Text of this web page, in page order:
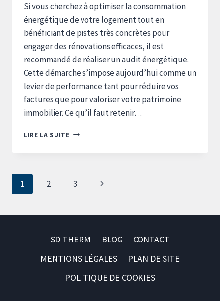
Si vous cherchez à optimiser la consommation
énergétique de votre logement tout en
bénéficiant de pistes très concrètes pour
engager des rénovations efficaces, il est
recommandé de réaliser un audit énergétique.
Cette démarche s’impose aujourd’hui comme un
levier de performance tant pour réduire vos
factures que pour valoriser votre patrimoine
immobilier. Ce qu’il faut retenir…
LIRE LA SUITELES
POUR
LA
DE
LOGEMENT
Navigation
de
page
1 2 3
Page
SD THERM BLOG
CONTACT
MENTIONS LÉGALES
PLAN DE SITE
POLITIQUE DE COOKIES